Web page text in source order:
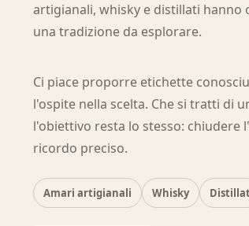
artigianali, whisky e distillati
una tradizione da esplorare.
Ci piace proporre etichette
l'ospite nella scelta. Che si tratti di
l'obiettivo resta lo stesso: chiudere
ricordo preciso.
Amari artigianali Whisky